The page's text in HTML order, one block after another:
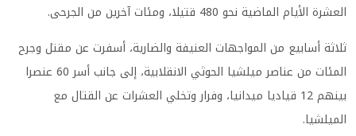
العشرة الأيام الماضية نحو 480 قتيلا، ومئات آخرين من الجرحى
.
ثلاثة أسابيع من المواجهات العنيفة والضارية، أسفرت عن مقتل وجرح
المئات من عناصر ميلشيا الحوثي الانقلابية، إلى جانب أسر 60 عنصرا
بينهم 12 قياديا ميدانيا، وفرار وتخلي العشرات عن القتال مع
الميلشيا.